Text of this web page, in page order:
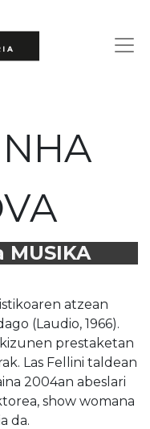
MUSIKA
atzean
(Laudio, 1966).
prestaketan
Las Fellini taldean
2004an abeslari
show womana
da.